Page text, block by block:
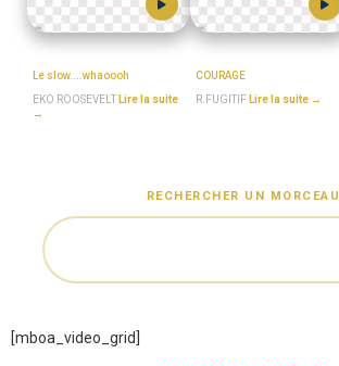
Le slow....whaoooh
EKO ROOSEVELT Lire la suite
→
COURAGE
R.FUGITIF Lire la suite →
RECHERCHER UN MORCEAU
[mboa_video_grid]